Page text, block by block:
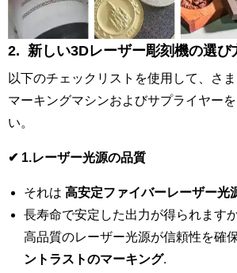
2. 新しい3Dレーザー彫刻機の選び
以下のチェックリストを使用して、さ
マーキングマシンおよびサプライヤー
い。
✔ 1.レーザー光源の品質
それは 高安定ファイバーレーザー光
長寿命で安定した出力が得られます
高品質のレーザー光源が信頼性を確
ントラストのマーキング.